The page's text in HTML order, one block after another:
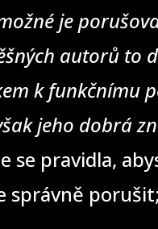
je
autorů to
k funkčnímu
jeho dobrá
se pravidla,
správně